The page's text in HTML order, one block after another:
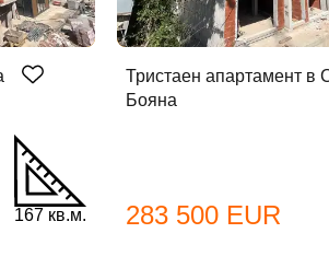
167 кв.м.
Тристаен апартамент в
Бояна
283 500 EUR